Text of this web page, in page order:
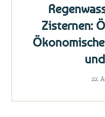
Zisternen:
22.